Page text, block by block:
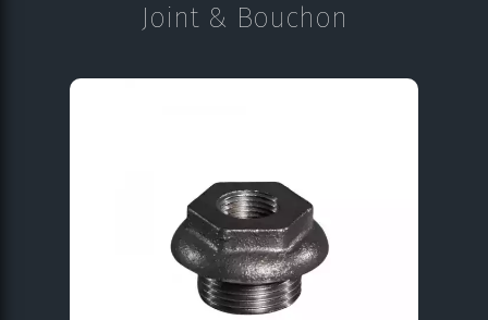
Joint & Bouchon